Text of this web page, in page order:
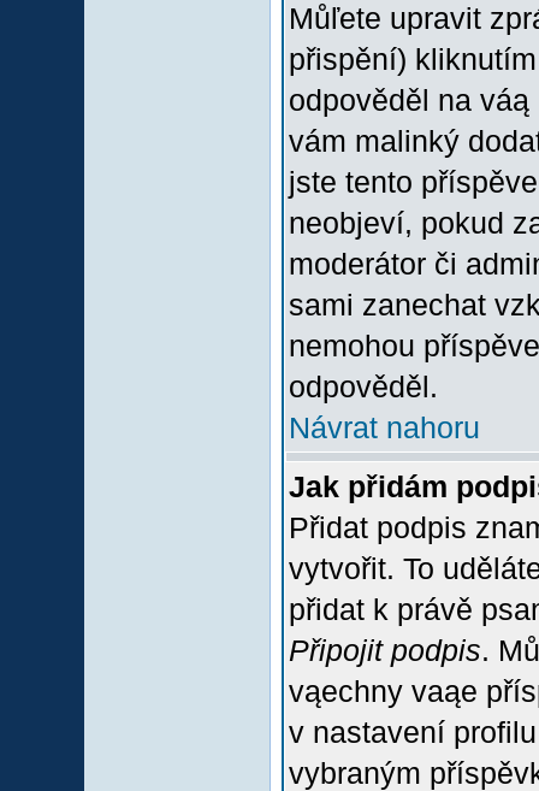
Můľete upravit
přispění)
odpověděl na
vám malinký
jste tento
neobjeví, pokud
moderátor či
sami zanechat
nemohou
odpověděl.
Návrat nahoru
Jak přidám
Přidat podpis
vytvořit. To
přidat k právě
Připojit podpis.
vąechny vaąe
v nastavení
vybraným